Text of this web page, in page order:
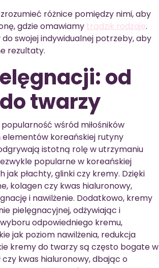
różnice pomiędzy nimi, aby
gdzie omawiamy trądzik rodzaje.
swojej indywidualnej potrzeby, aby
rezultaty.
od
twarzy
wśród miłośników
elementów koreańskiej rutyny
istotną rolę w utrzymaniu
popularne w koreańskiej
płachty, glinki czy kremy. Dzięki
kolagen czy kwas hialuronowy,
i nawilżenie. Dodatkowo, kremy
pielęgnacyjnej, odżywiając i
odpowiedniego kremu,
jak poziom nawilżenia, redukcja
kremy do twarzy są często bogate w
czy kwas hialuronowy, dbając o